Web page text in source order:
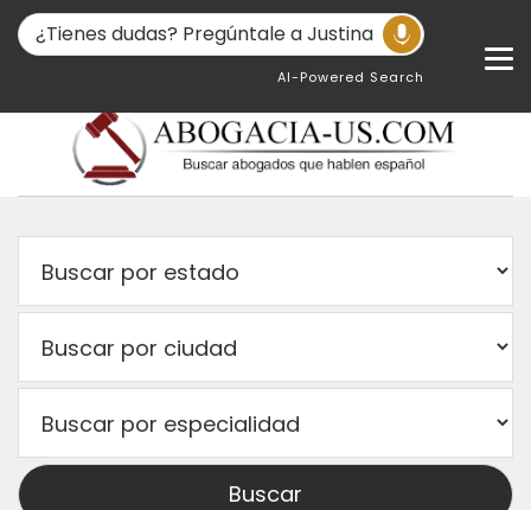
AI-Powered Search